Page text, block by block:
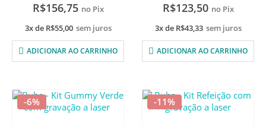
R$156,75 no Pix
3x de R$55,00 sem juros
ADICIONAR AO CARRINHO
R$123,50 no Pix
3x de R$43,33 sem juros
ADICIONAR AO CARRINHO
-6% -11%